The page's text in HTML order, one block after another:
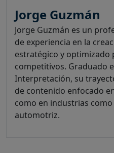
Jorge Guzmán
Jorge Guzmán es un
de experiencia en la
estratégico y optimizado
competitivos. Graduado
Interpretación, su
de contenido enfocado
como en industrias
automotriz.